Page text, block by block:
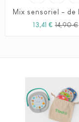
13,41 € 14,90 €